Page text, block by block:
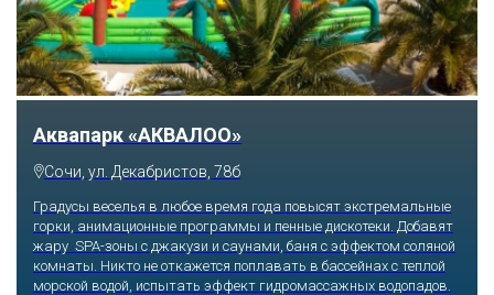
Аквапарк «АКВАЛОО»
Сочи, ул. Декабристов, 78б
Градусы веселья в любое время года повысят экстремальные
горки, анимационные программы и пенные дискотеки. Добавят
жару SPA-зоны с джакузи и саунами, баня с эффектом соляной
комнаты. Никто не откажется поплавать в бассейнах с теплой
морской водой, испытать эффект гидромассажных водопадов.